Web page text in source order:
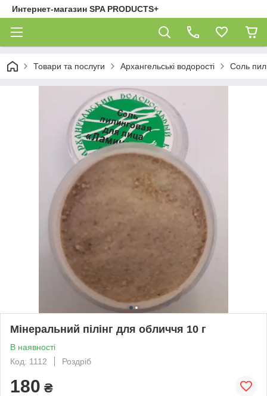
Интернет-магазин SPA PRODUCTS+
Товари та послуги Архангельські водорості Соль
Мінеральний пілінг для обличчя 10 г
В наявності
Код: 1112
Роздріб
180 ₴